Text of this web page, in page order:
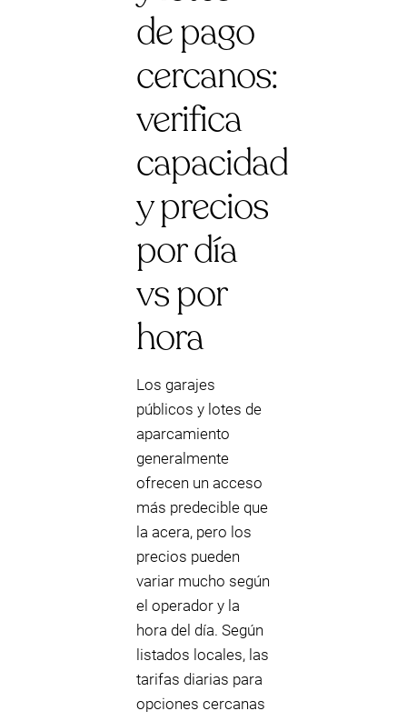
de pago
cercanos:
verifica
capacidad
y precios
por día
vs por
hora
Los garajes
públicos y lotes de
aparcamiento
generalmente
ofrecen un acceso
más predecible que
la acera, pero los
precios pueden
variar mucho según
el operador y la
hora del día. Según
listados locales, las
tarifas diarias para
opciones cercanas